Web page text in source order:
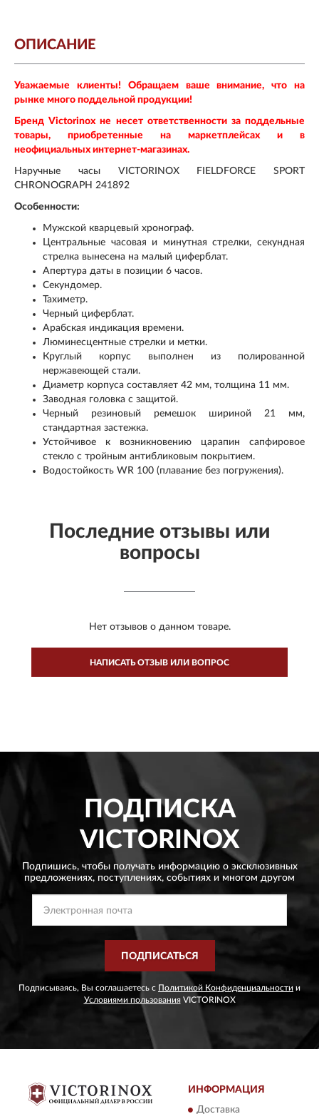
ОПИСАНИЕ
Уважаемые клиенты! Обращаем ваше внимание, что на
рынке много поддельной продукции!
Бренд Victorinox не несет ответственности за поддельные
товары, приобретенные на маркетплейсах и в
неофициальных интернет-магазинах.
Наручные часы VICTORINOX FIELDFORCE SPORT
CHRONOGRAPH 241892
Особенности:
Мужской кварцевый хронограф.
Центральные часовая и минутная стрелки, секундная
стрелка вынесена на малый циферблат.
Апертура даты в позиции 6 часов.
Секундомер.
Тахиметр.
Черный циферблат.
Арабская индикация времени.
Люминесцентные стрелки и метки.
Круглый корпус выполнен из полированной
нержавеющей стали.
Диаметр корпуса составляет 42 мм, толщина 11 мм.
Заводная головка с защитой.
Черный резиновый ремешок шириной 21 мм,
стандартная застежка.
Устойчивое к возникновению царапин сапфировое
стекло с тройным антибликовым покрытием.
Водостойкость WR 100 (плавание без погружения).
Последние отзывы или
вопросы
Нет отзывов о данном товаре.
НАПИСАТЬ ОТЗЫВ ИЛИ ВОПРОС
ПОДПИСКА
VICTORINOX
Подпишись, чтобы получать информацию о эксклюзивных
предложениях, поступлениях, событиях и многом другом
ПОДПИСАТЬСЯ
Подписываясь, Вы соглашаетесь с Политикой Конфиденциальности и
Условиями пользованияVICTORINOX
ИНФОРМАЦИЯ
Доставка